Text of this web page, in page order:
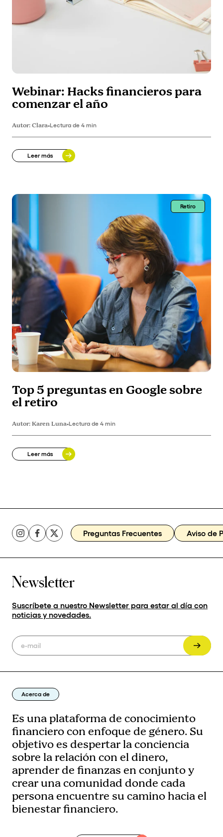
Webinar: Hacks financieros para
comenzar el año
Autor:Clara•Lectura de 4 min
Leer más
Retiro
Top 5 preguntas en Google sobre
el retiro
Autor:Karen Luna•Lectura de 4 min
Leer más
Preguntas Frecuentes Aviso de
Newsletter
Suscríbete a nuestro Newsletter para estar al día con
noticias y novedades.
Acerca de
Es una plataforma de conocimiento
financiero con enfoque de género. Su
objetivo es despertar la conciencia
sobre la relación con el dinero,
aprender de finanzas en conjunto y
crear una comunidad donde cada
persona encuentre su camino hacia el
bienestar financiero.